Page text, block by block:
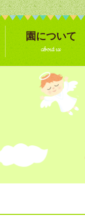
園について
about us